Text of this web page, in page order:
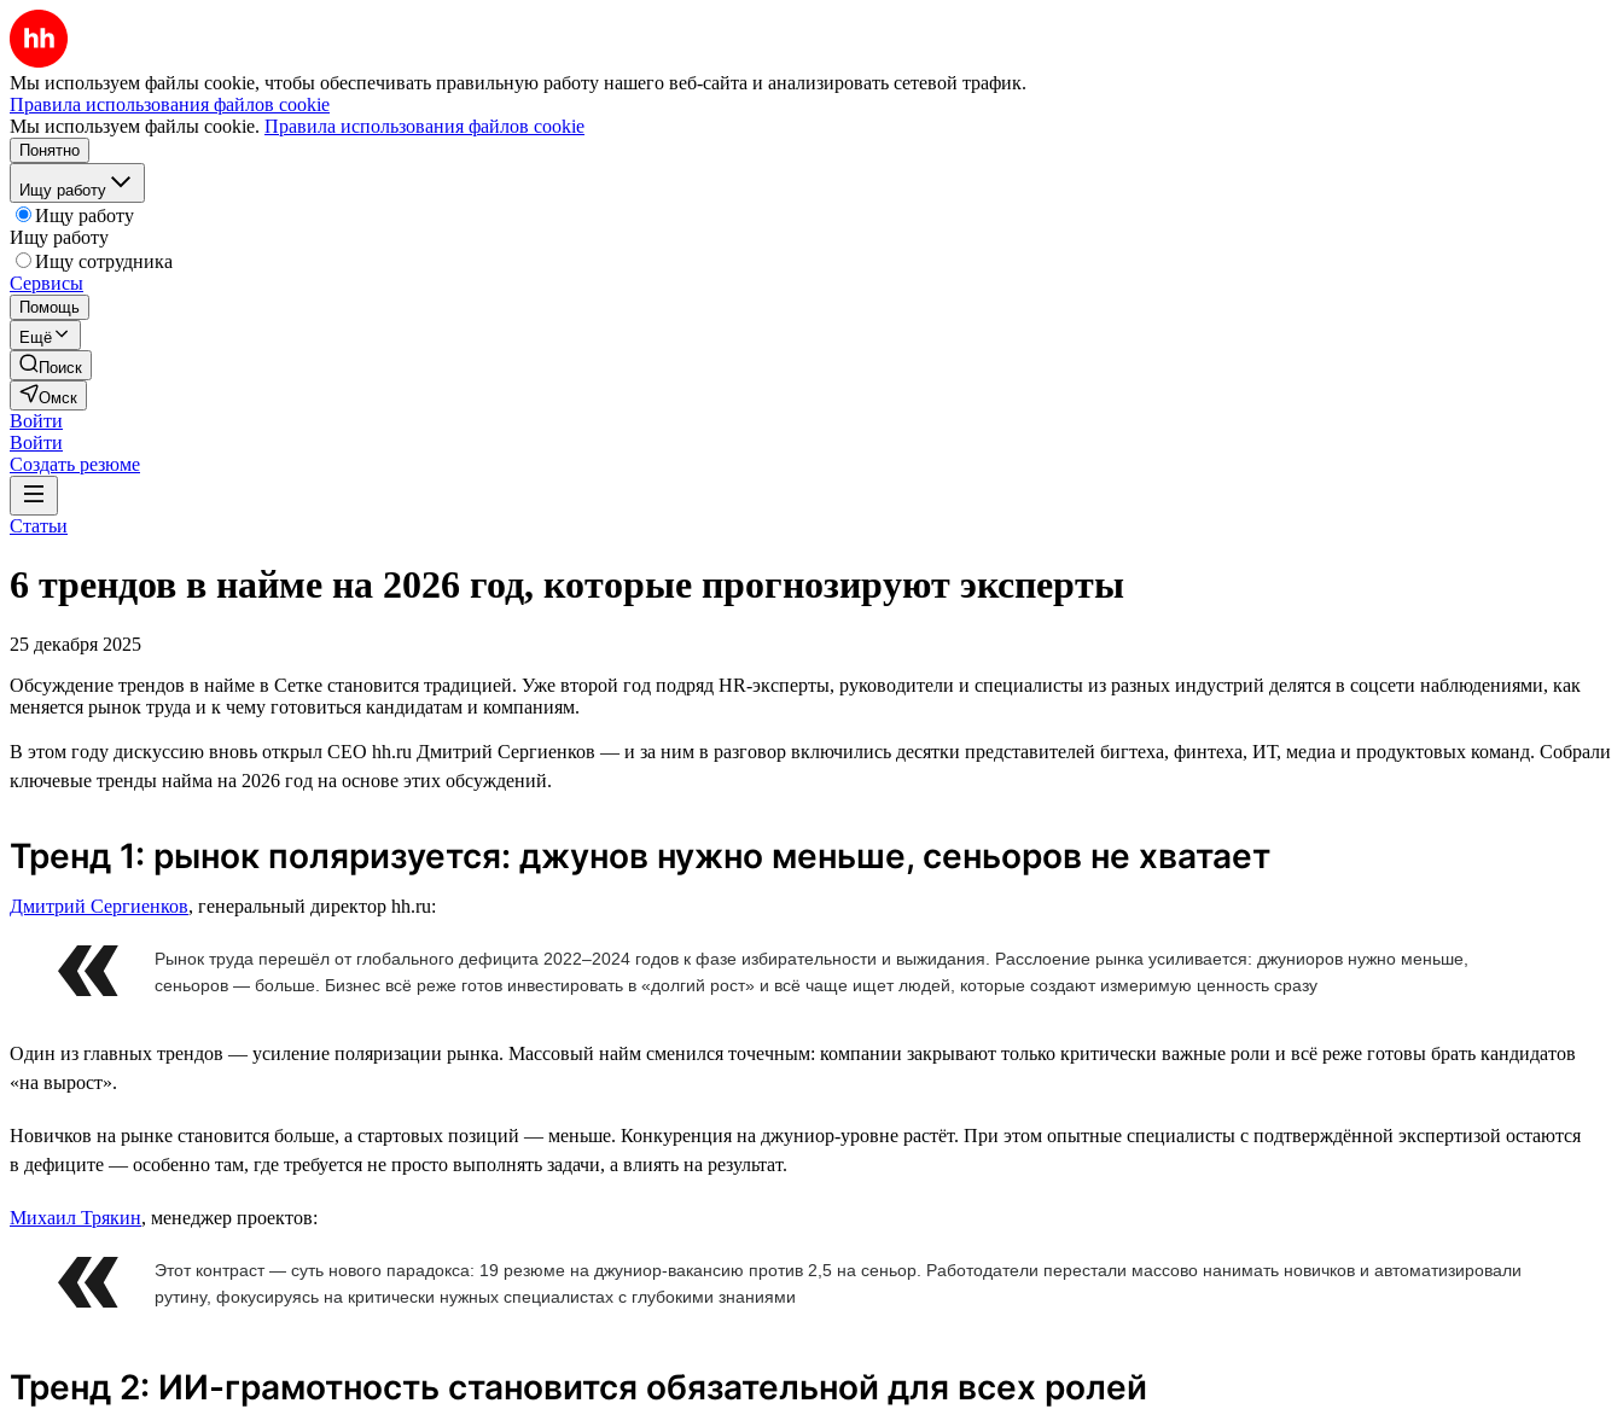
Мы используем файлы cookie, чтобы обеспечивать правильную работу нашего веб-сайта и анализировать сетевой трафик.
Правила использования файлов cookie
Мы используем файлы cookie. Правила использования файлов cookie
Понятно
Ищу работу
Ищу работу
Ищу работу
Ищу сотрудника
Сервисы
Помощь
Ещё
Поиск
Омск
Войти
Войти
Создать резюме
Статьи
6 трендов в найме на 2026 год, которые прогнозируют эксперты
25 декабря 2025
Обсуждение трендов в найме в Сетке становится традицией. Уже второй год подряд HR-эксперты, руководители и специалисты из разных индустрий делятся в соцсети наблюдениями, как
меняется рынок труда и к чему готовиться кандидатам и компаниям.
В этом году дискуссию вновь открыл CEO hh.ru Дмитрий Сергиенков — и за ним в разговор включились десятки представителей бигтеха, финтеха, ИТ, медиа и продуктовых команд. Собрали
ключевые тренды найма на 2026 год на основе этих обсуждений.
Тренд 1: рынок поляризуется: джунов нужно меньше, сеньоров не хватает
Дмитрий Сергиенков, генеральный директор hh.ru:
Рынок труда перешёл от глобального дефицита 2022–2024 годов к фазе избирательности и выжидания. Расслоение рынка усиливается: джуниоров нужно меньше,
сеньоров — больше. Бизнес всё реже готов инвестировать в «долгий рост» и всё чаще ищет людей, которые создают измеримую ценность сразу
Один из главных трендов — усиление поляризации рынка. Массовый найм сменился точечным: компании закрывают только критически важные роли и всё реже готовы брать кандидатов
«на вырост».
Новичков на рынке становится больше, а стартовых позиций — меньше. Конкуренция на джуниор-уровне растёт. При этом опытные специалисты с подтверждённой экспертизой остаются
в дефиците — особенно там, где требуется не просто выполнять задачи, а влиять на результат.
Михаил Трякин, менеджер проектов:
Этот контраст — суть нового парадокса: 19 резюме на джуниор-вакансию против 2,5 на сеньор. Работодатели перестали массово нанимать новичков и автоматизировали
рутину, фокусируясь на критически нужных специалистах с глубокими знаниями
Тренд 2: ИИ-грамотность становится обязательной для всех ролей